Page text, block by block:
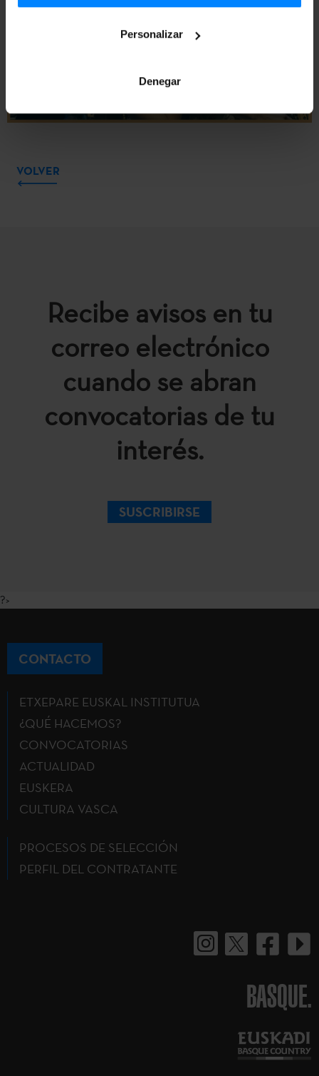
Personalizar
Denegar
VOLVER
Recibe avisos en tu
correo electrónico
cuando se abran
convocatorias de tu
interés.
SUSCRIBIRSE
?>
CONTACTO
ETXEPARE EUSKAL INSTITUTUA
¿QUÉ HACEMOS?
CONVOCATORIAS
ACTUALIDAD
EUSKERA
CULTURA VASCA
PROCESOS DE SELECCIÓN
PERFIL DEL CONTRATANTE
BASQUE.